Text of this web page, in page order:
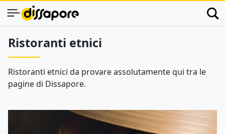
Ristoranti etnici
Ristoranti etnici da provare assolutamente qui tra le
pagine di Dissapore.